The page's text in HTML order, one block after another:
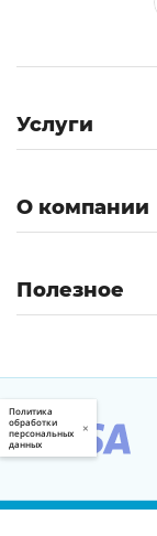
Услуги
О компании
Полезное
Политика
обработки
персональных
данных
×